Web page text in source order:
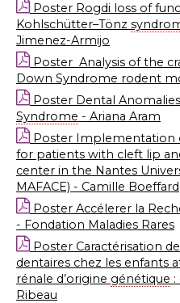
Poster Rogdi loss of
Kohlschütter–Tönz
Jimenez-Armijo
Poster Analysis of the
Down Syndrome rodent
Poster Dental
Syndrome - Ariana Aram
Poster Implementation
for patients with cleft lip
center in the Nantes
MAFACE) - Camille Boeffard
Poster Accélerer la
- Fondation Maladies Rares
Poster Caractérisation
dentaires chez les enfants
rénale d’origine génétique
Ribeau